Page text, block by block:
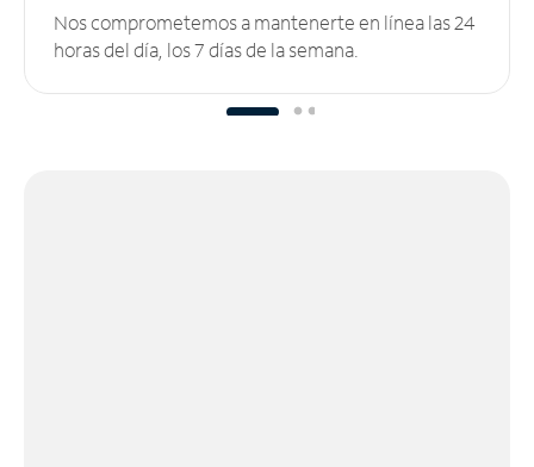
Nos comprometemos a mantenerte en línea las 24
horas del día, los 7 días de la semana.